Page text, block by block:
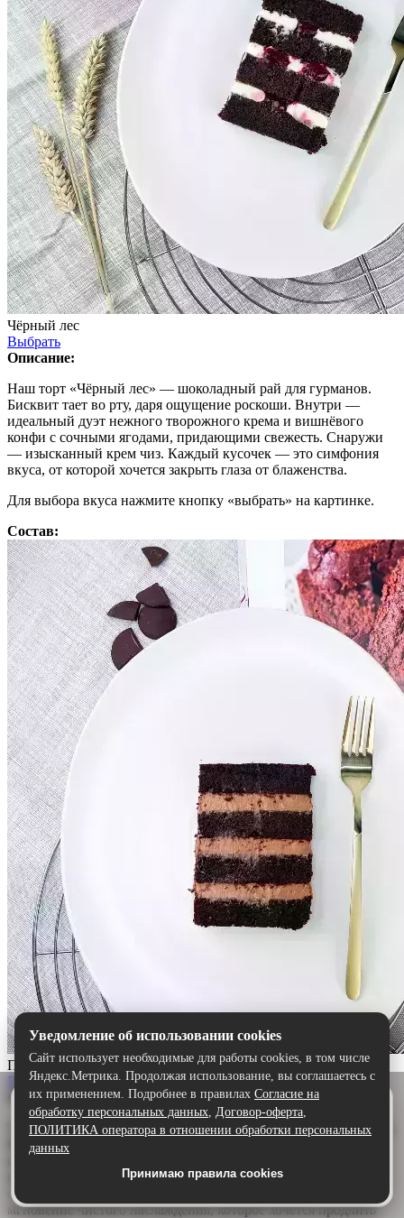
Чёрный лес
Выбрать
Описание:
Наш торт «Чёрный лес» — шоколадный рай для гурманов.
Бисквит тает во рту, даря ощущение роскоши. Внутри —
идеальный дуэт нежного творожного крема и вишнёвого
конфи с сочными ягодами, придающими свежесть. Снаружи
— изысканный крем чиз. Каждый кусочек — это симфония
вкуса, от которой хочется закрыть глаза от блаженства.
Для выбора вкуса нажмите кнопку «выбрать» на картинке.
Состав:
Прага
Выбрать
Описание:
Торт «Прага» — шоколадный шедевр для истинных гурманов.
Воздушный бисквит, щедро пропитанный ароматным
нежный сливочно-шоколадный крем обволакивает язык,
создавая идеальную гармонию. Каждый кусочек — это
мгновение чистого наслаждения, которое хочется продлить
Удобнее в приложении
Скачайте приложение — быстрее и комфортнее,
чем через сайт.
Скачать в Google Play
Уведомление об использовании cookies
Сайт использует необходимые для работы cookies, в том числе
Яндекс.Метрика. Продолжая использование, вы соглашаетесь с
их применением. Подробнее в правилах Согласие на
обработку персональных данных, Договор-оферта,
ПОЛИТИКА оператора в отношении обработки персональных
данных
Принимаю правила cookies